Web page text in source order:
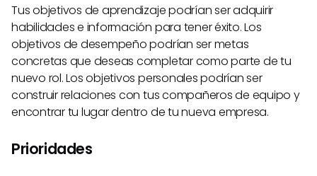
Tus objetivos de aprendizaje podrían ser adquirir
habilidades e información para tener éxito. Los
objetivos de desempeño podrían ser metas
concretas que deseas completar como parte de tu
nuevo rol. Los objetivos personales podrían ser
construir relaciones con tus compañeros de equipo y
encontrar tu lugar dentro de tu nueva empresa.
Prioridades